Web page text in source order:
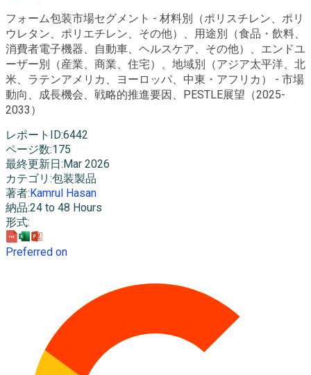
フォーム包装市場セグメント - 材料別（ポリスチレン、ポリ
ウレタン、ポリエチレン、その他）、用途別（食品・飲料、
消費者電子機器、自動車、ヘルスケア、その他）、エンドユ
ーザー別（産業、商業、住宅）、地域別（アジア太平洋、北
米、ラテンアメリカ、ヨーロッパ、中東・アフリカ） - 市場
動向、成長機会、戦略的推進要因、PESTLE展望（2025-
2033）
レポートID:6442
ページ数:175
最終更新日 : Mar 2026
カテゴリ :包装製品
著者: Kamrul Hasan
納品:24 to 48 Hours
形式:
Preferred on